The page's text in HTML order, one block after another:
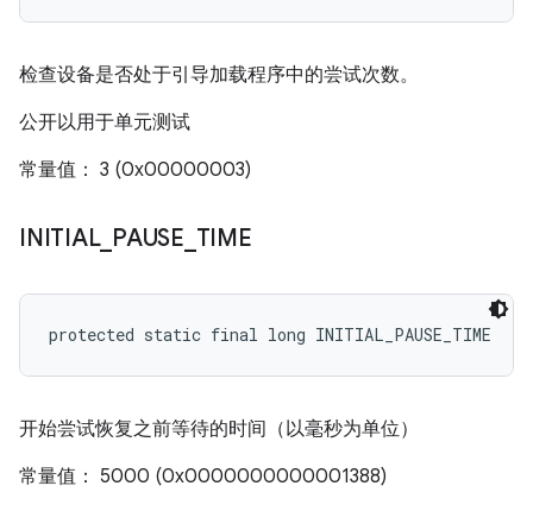
检查设备是否处于引导加载程序中的尝试次数。
公开以用于单元测试
常量值： 3 (0x00000003)
INITIAL_ PAUSE TIME
protected static final long INITIAL_PAUSE_TIME
开始尝试恢复之前等待的时间（以毫秒为单位）
常量值： 5000 (0x0000000000001388)